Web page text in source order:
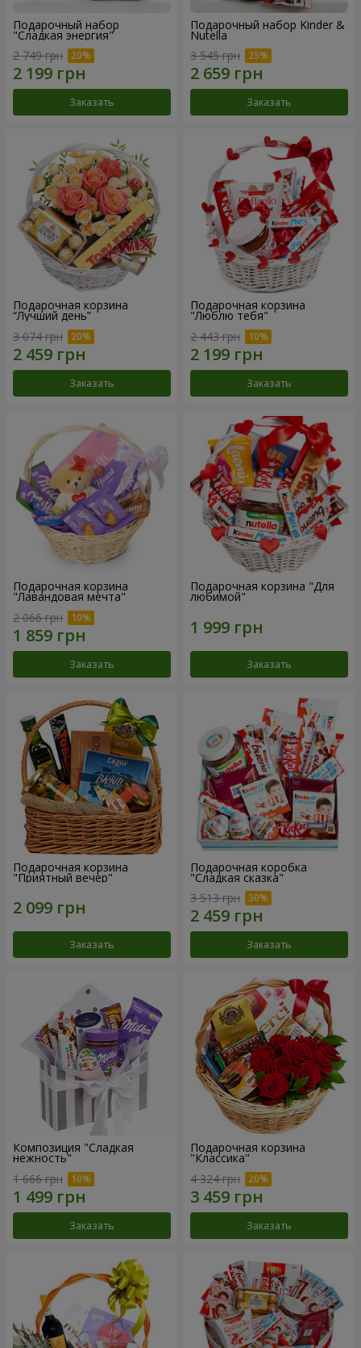
Подарочный набор
"Сладкая энергия"
2 749 грн
Заказать
Подарочный набор Kinder &
Nutella
3 545 грн
Заказать
Подарочная корзина
“Лучший день”
3 074 грн
Заказать
Подарочная корзина
"Люблю тебя"
2 443 грн
Заказать
Подарочная корзина
"Лавандовая мечта"
2 066 грн
Заказать
Подарочная корзина "Для
любимой"
Заказать
Подарочная корзина
"Приятный вечер"
Заказать
Подарочная коробка
"Сладкая сказка"
3 513 грн
Заказать
Композиция "Сладкая
нежность"
1 666 грн
Заказать
Подарочная корзина
"Классика"
4 324 грн
Заказать